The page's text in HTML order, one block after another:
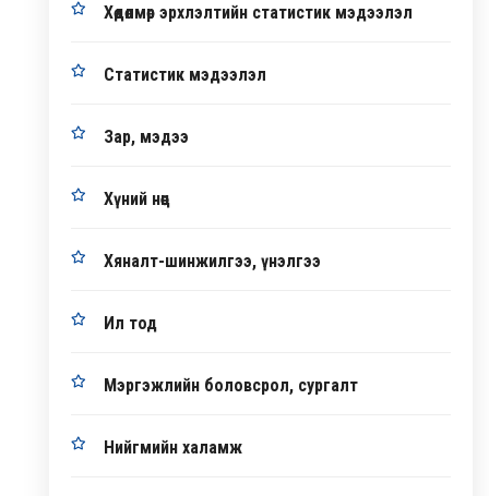
Хөдөлмөр эрхлэлтийн статистик мэдээлэл
Статистик мэдээлэл
Зар, мэдээ
Хүний нөөц
Хяналт-шинжилгээ, үнэлгээ
Ил тод
Мэргэжлийн боловсрол, сургалт
Нийгмийн халамж